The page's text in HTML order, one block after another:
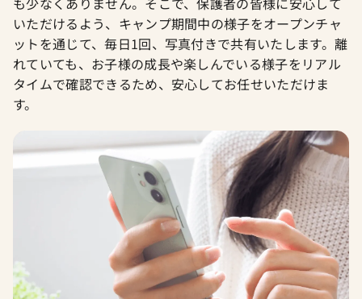
いただけるよう、キャンプ期間中の様子をオープンチャ
ットを通じて、毎日1回、写真付きで共有いたします。離
れていても、お子様の成長や楽しんでいる様子をリアル
タイムで確認できるため、安心してお任せいただけま
す。